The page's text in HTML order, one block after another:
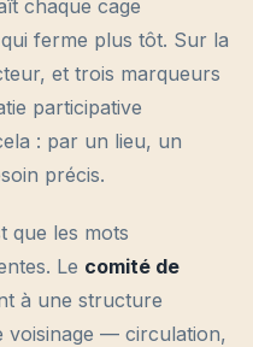
chaque cage
ferme plus tôt. Sur la
et trois marqueurs
participative
: par un lieu, un
précis.
que les mots
Le comité de
à une structure
voisinage — circulation,